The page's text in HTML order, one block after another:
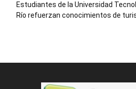
Estudiantes de la Universidad
Río refuerzan conocimientos de